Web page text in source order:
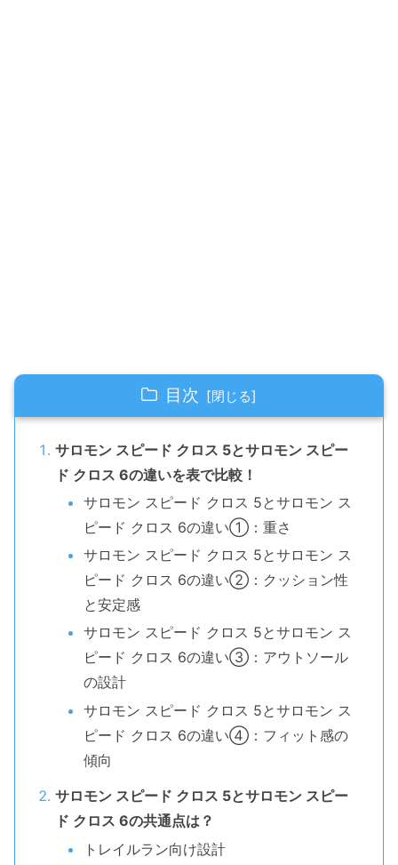
目次
サロモン スピード クロス 5とサロモン スピー
ド クロス 6の違いを表で比較！
サロモン スピード クロス 5とサロモン ス
ピード クロス 6の違い①：重さ
サロモン スピード クロス 5とサロモン ス
ピード クロス 6の違い②：クッション性
と安定感
サロモン スピード クロス 5とサロモン ス
ピード クロス 6の違い③：アウトソール
の設計
サロモン スピード クロス 5とサロモン ス
ピード クロス 6の違い④：フィット感の
傾向
サロモン スピード クロス 5とサロモン スピー
ド クロス 6の共通点は？
トレイルラン向け設計